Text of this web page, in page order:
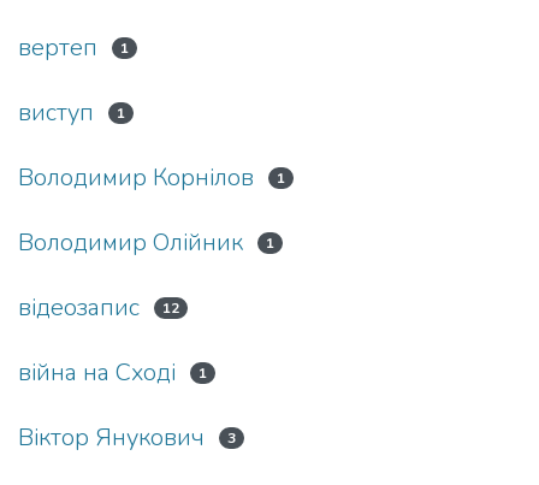
вертеп 1
виступ 1
Володимир Корнілов 1
Володимир Олійник 1
відеозапис 12
війна на Сході 1
Віктор Янукович 3